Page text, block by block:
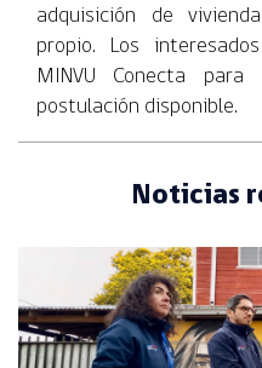
adquisición de
propio. Los
MINVU Conecta
postulación disponible.
Noticias